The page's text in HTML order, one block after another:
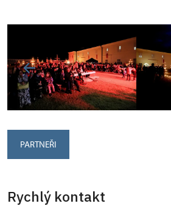
PARTNEŘI
Rychlý kontakt